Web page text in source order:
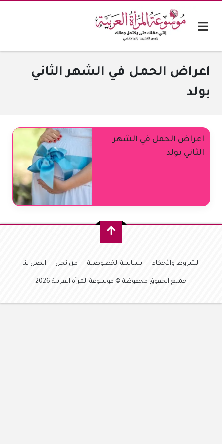
اعراض الحمل في الشهر الثاني
بولد
اعراض الحمل في الشهر
الثاني بولد
الشروط والأحكام سياسة الخصوصية من نحن اتصل بنا
جميع الحقوق محفوظة © موسوعة المرأة العربية 2026